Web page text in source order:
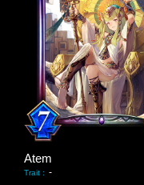
Atem
Trait : -